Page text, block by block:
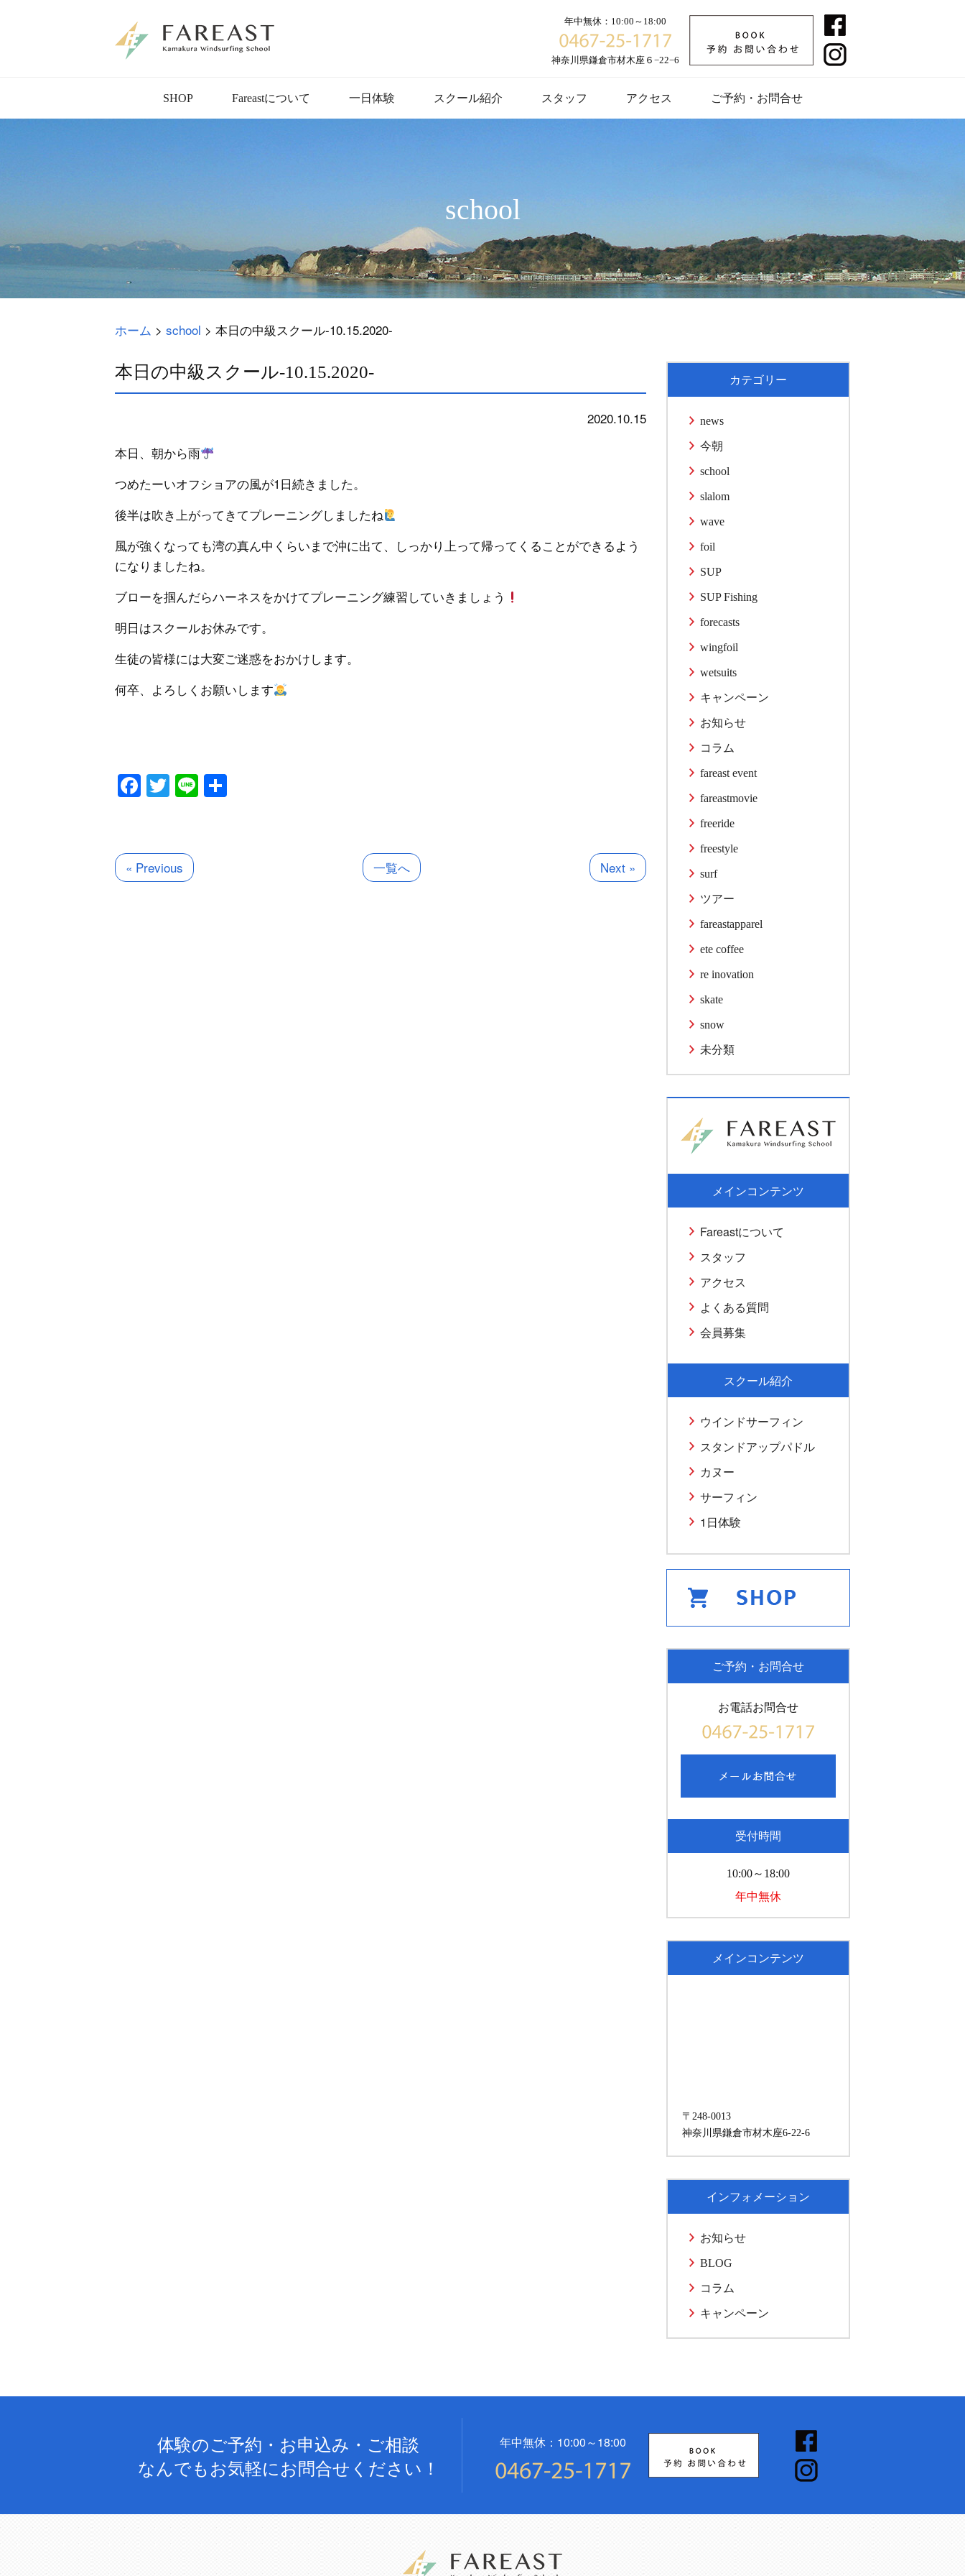
年中無休：10:00～18:00
神奈川県鎌倉市材木座６−22−6
SHOP Fareastについて 一日体験 スクール紹介 スタッフ アクセス ご予約・お問合せ
school
ホーム > school > 本日の中級スクール-10.15.2020-
本日の中級スクール-10.15.2020-
2020.10.15
本日、朝から雨
つめたーいオフショアの風が1日続きました。
後半は吹き上がってきてプレーニングしましたね
風が強くなっても湾の真ん中くらいまで沖に出て、しっかり上って帰ってくることができるよう
になりましたね。
ブローを掴んだらハーネスをかけてプレーニング練習していきましょう
明日はスクールお休みです。
生徒の皆様には大変ご迷惑をおかけします。
何卒、よろしくお願いします
Facebook
Twitter
Line
« Previous 一覧へ Next »
カテゴリー
news
今朝
school
slalom
wave
foil
SUP
SUP Fishing
forecasts
wingfoil
wetsuits
キャンペーン
お知らせ
コラム
fareast event
fareastmovie
freeride
freestyle
surf
ツアー
fareastapparel
ete coffee
re inovation
skate
snow
未分類
メインコンテンツ
Fareastについて
スタッフ
アクセス
よくある質問
会員募集
スクール紹介
ウインドサーフィン
スタンドアップパドル
カヌー
サーフィン
1日体験
ご予約・お問合せ
お電話お問合せ
受付時間
10:00～18:00
年中無休
メインコンテンツ
〒248-0013
神奈川県鎌倉市材木座6-22-6
インフォメーション
お知らせ
BLOG
コラム
キャンペーン
体験のご予約・お申込み・ご相談
なんでもお気軽にお問合せください！
年中無休：10:00～18:00